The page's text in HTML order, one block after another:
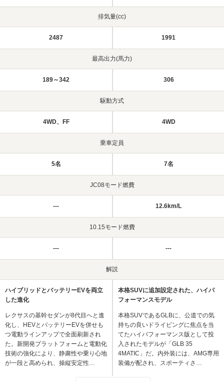
排気量(cc)
2487 1991
最高出力(馬力)
189～342 306
駆動方式
4WD、FF 4WD
乗車定員
5名 7名
JC08モード燃費
--- 12.6km/L
10.15モード燃費
--- ---
解説
ハイブリッドとバッテリーEVを両立
した進化
レクサスの基幹セダンが8代目へと進
化し、HEVとバッテリーEVを併せも
つ電動ラインアップで全面刷新され
た。新開発プラットフォームと電動化
技術の強化により、静粛性や乗り心地
が一段と高められ、操縦安定性…
本格SUVに追加設定された、ハイパ
フォーマンスモデル
本格SUVであるGLBに、公道での気
持ちの良いドライビングに焦点を当
てたハイパフォーマンス版として投
入されたモデルが「GLB 35
4MATIC」だ。内外装には、AMG専用
装備が配され、スポーティさ…